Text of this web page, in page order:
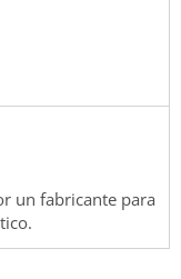
un fabricante para